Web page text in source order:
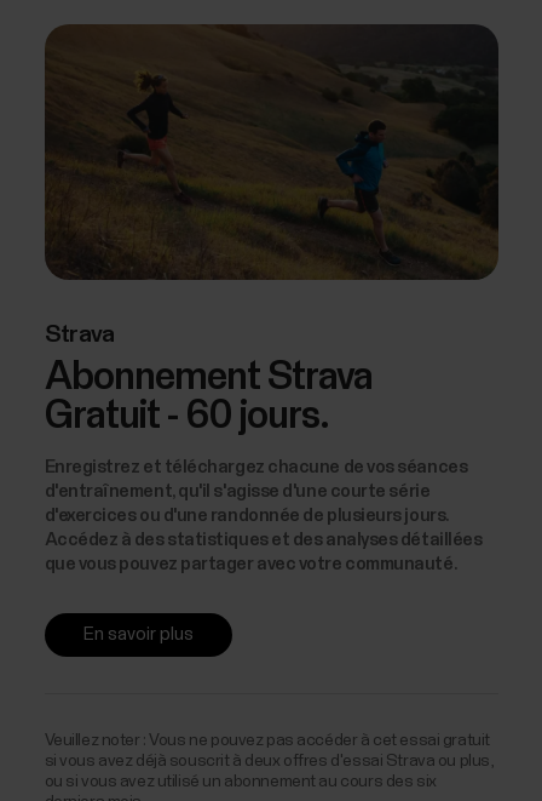
Strava
Abonnement Strava
Gratuit - 60 jours.
Enregistrez et téléchargez chacune de vos séances
d'entraînement, qu'il s'agisse d'une courte série
d'exercices ou d'une randonnée de plusieurs jours.
Accédez à des statistiques et des analyses détaillées
que vous pouvez partager avec votre communauté.
En savoir plus
Veuillez noter : Vous ne pouvez pas accéder à cet essai gratuit
si vous avez déjà souscrit à deux offres d'essai Strava ou plus,
ou si vous avez utilisé un abonnement au cours des six